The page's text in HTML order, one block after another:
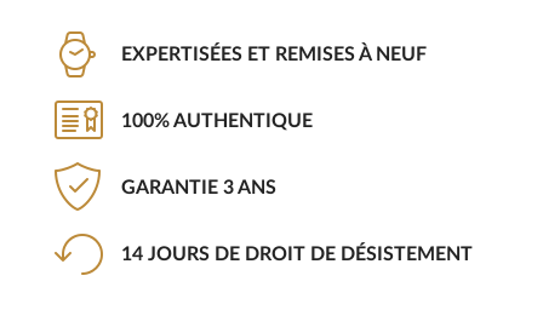
EXPERTISÉES ET REMISES À NEUF
100% AUTHENTIQUE
GARANTIE 3 ANS
14 JOURS DE DROIT DE DÉSISTEMENT